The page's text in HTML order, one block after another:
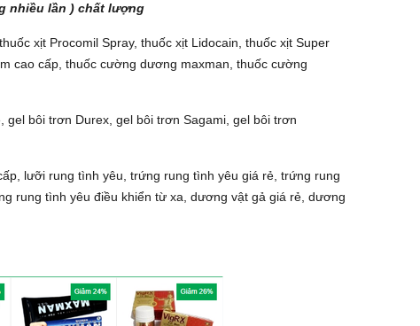
nhiều lần ) chất lượng
xịt Procomil Spray, thuốc xịt Lidocain, thuốc xịt Super
cao cấp, thuốc cường dương maxman, thuốc cường
gel bôi trơn Durex, gel bôi trơn Sagami, gel bôi trơn
lưỡi rung tình yêu, trứng rung tình yêu giá rẻ, trứng rung
rung tình yêu điều khiển từ xa, dương vật gả giá rẻ, dương